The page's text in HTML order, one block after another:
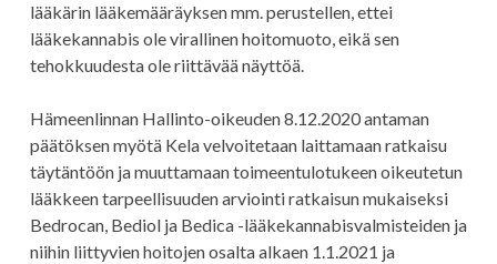
lääkärin lääkemääräyksen mm. perustellen, ettei
lääkekannabis ole virallinen hoitomuoto, eikä sen
tehokkuudesta ole riittävää näyttöä.
Hämeenlinnan Hallinto-oikeuden 8.12.2020 antaman
päätöksen myötä Kela velvoitetaan laittamaan ratkaisu
täytäntöön ja muuttamaan toimeentulotukeen oikeutetun
lääkkeen tarpeellisuuden arviointi ratkaisun mukaiseksi
Bedrocan, Bediol ja Bedica -lääkekannabisvalmisteiden ja
niihin liittyvien hoitojen osalta alkaen 1.1.2021 ja